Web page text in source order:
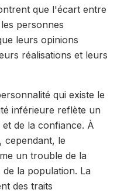
que l'écart entre
personnes
leurs opinions
réalisations et leurs
qui existe le
inférieure reflète un
de la confiance. À
cependant, le
un trouble de la
la population. La
des traits